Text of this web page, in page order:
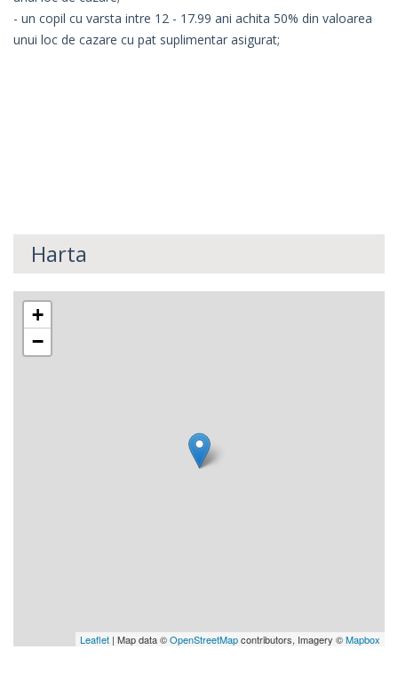
- un copil cu varsta intre 12 - 17.99 ani achita 50% din valoarea
unui loc de cazare cu pat suplimentar asigurat;
Harta
+
−
Leaflet | Map data ©OpenStreetMapcontributors, Imagery ©Mapbox